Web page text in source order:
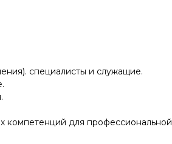
специалисты и служащие.
для